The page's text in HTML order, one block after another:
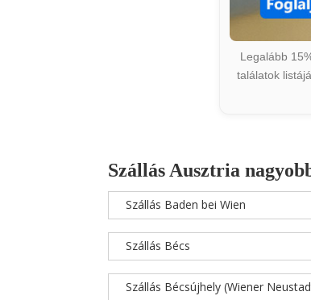
Legalább
találatok
Szállás Ausztria
Szállás Baden bei Wien
Szállás Bécs
Szállás Bécsújhely (Wiener